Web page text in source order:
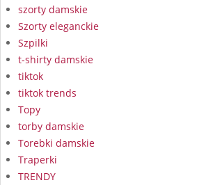
szorty damskie
Szorty eleganckie
Szpilki
t-shirty damskie
tiktok
tiktok trends
Topy
torby damskie
Torebki damskie
Traperki
TRENDY